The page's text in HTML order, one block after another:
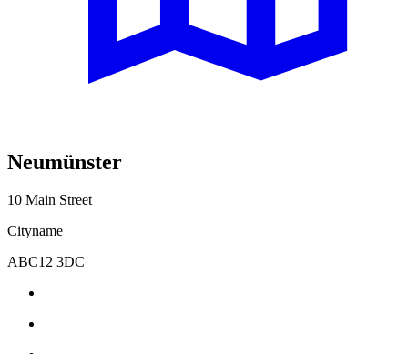
Neumünster
10 Main Street
Cityname
ABC12 3DC